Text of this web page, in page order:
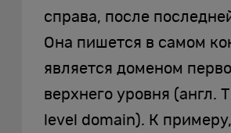
справа, после
Она пишется в самом
является доменом
верхнего уровня (англ.
level domain). К